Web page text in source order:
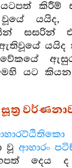
කිරීම්
යයිද,
සසරින්
යට
සූත්‍ර
වූ ආහාරං
දෙය ද